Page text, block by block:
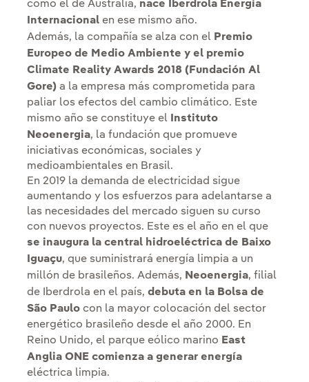
como el de Australia, nace Iberdrola Energía
Internacional en ese mismo año.
Además, la compañía se alza con el Premio
Europeo de Medio Ambiente y el premio
Climate Reality Awards 2018 (Fundación Al
Gore) a la empresa más comprometida para
paliar los efectos del cambio climático. Este
mismo año se constituye el
Instituto
Neoenergia, la fundación que promueve
iniciativas económicas, sociales y
medioambientales en Brasil.
En 2019 la demanda de electricidad sigue
aumentando y los esfuerzos para adelantarse a
las necesidades del mercado siguen su curso
con nuevos proyectos. Este es el año en el que
se inaugura la central hidroeléctrica de Baixo
Iguaçu, que suministrará energía limpia a un
millón de brasileños. Además, Neoenergia, filial
de Iberdrola en el país, debuta en la Bolsa de
São Paulo con la mayor colocación del sector
energético brasileño desde el año 2000. En
Reino Unido, el parque eólico marino East
Anglia ONE comienza a generar energía
eléctrica limpia.